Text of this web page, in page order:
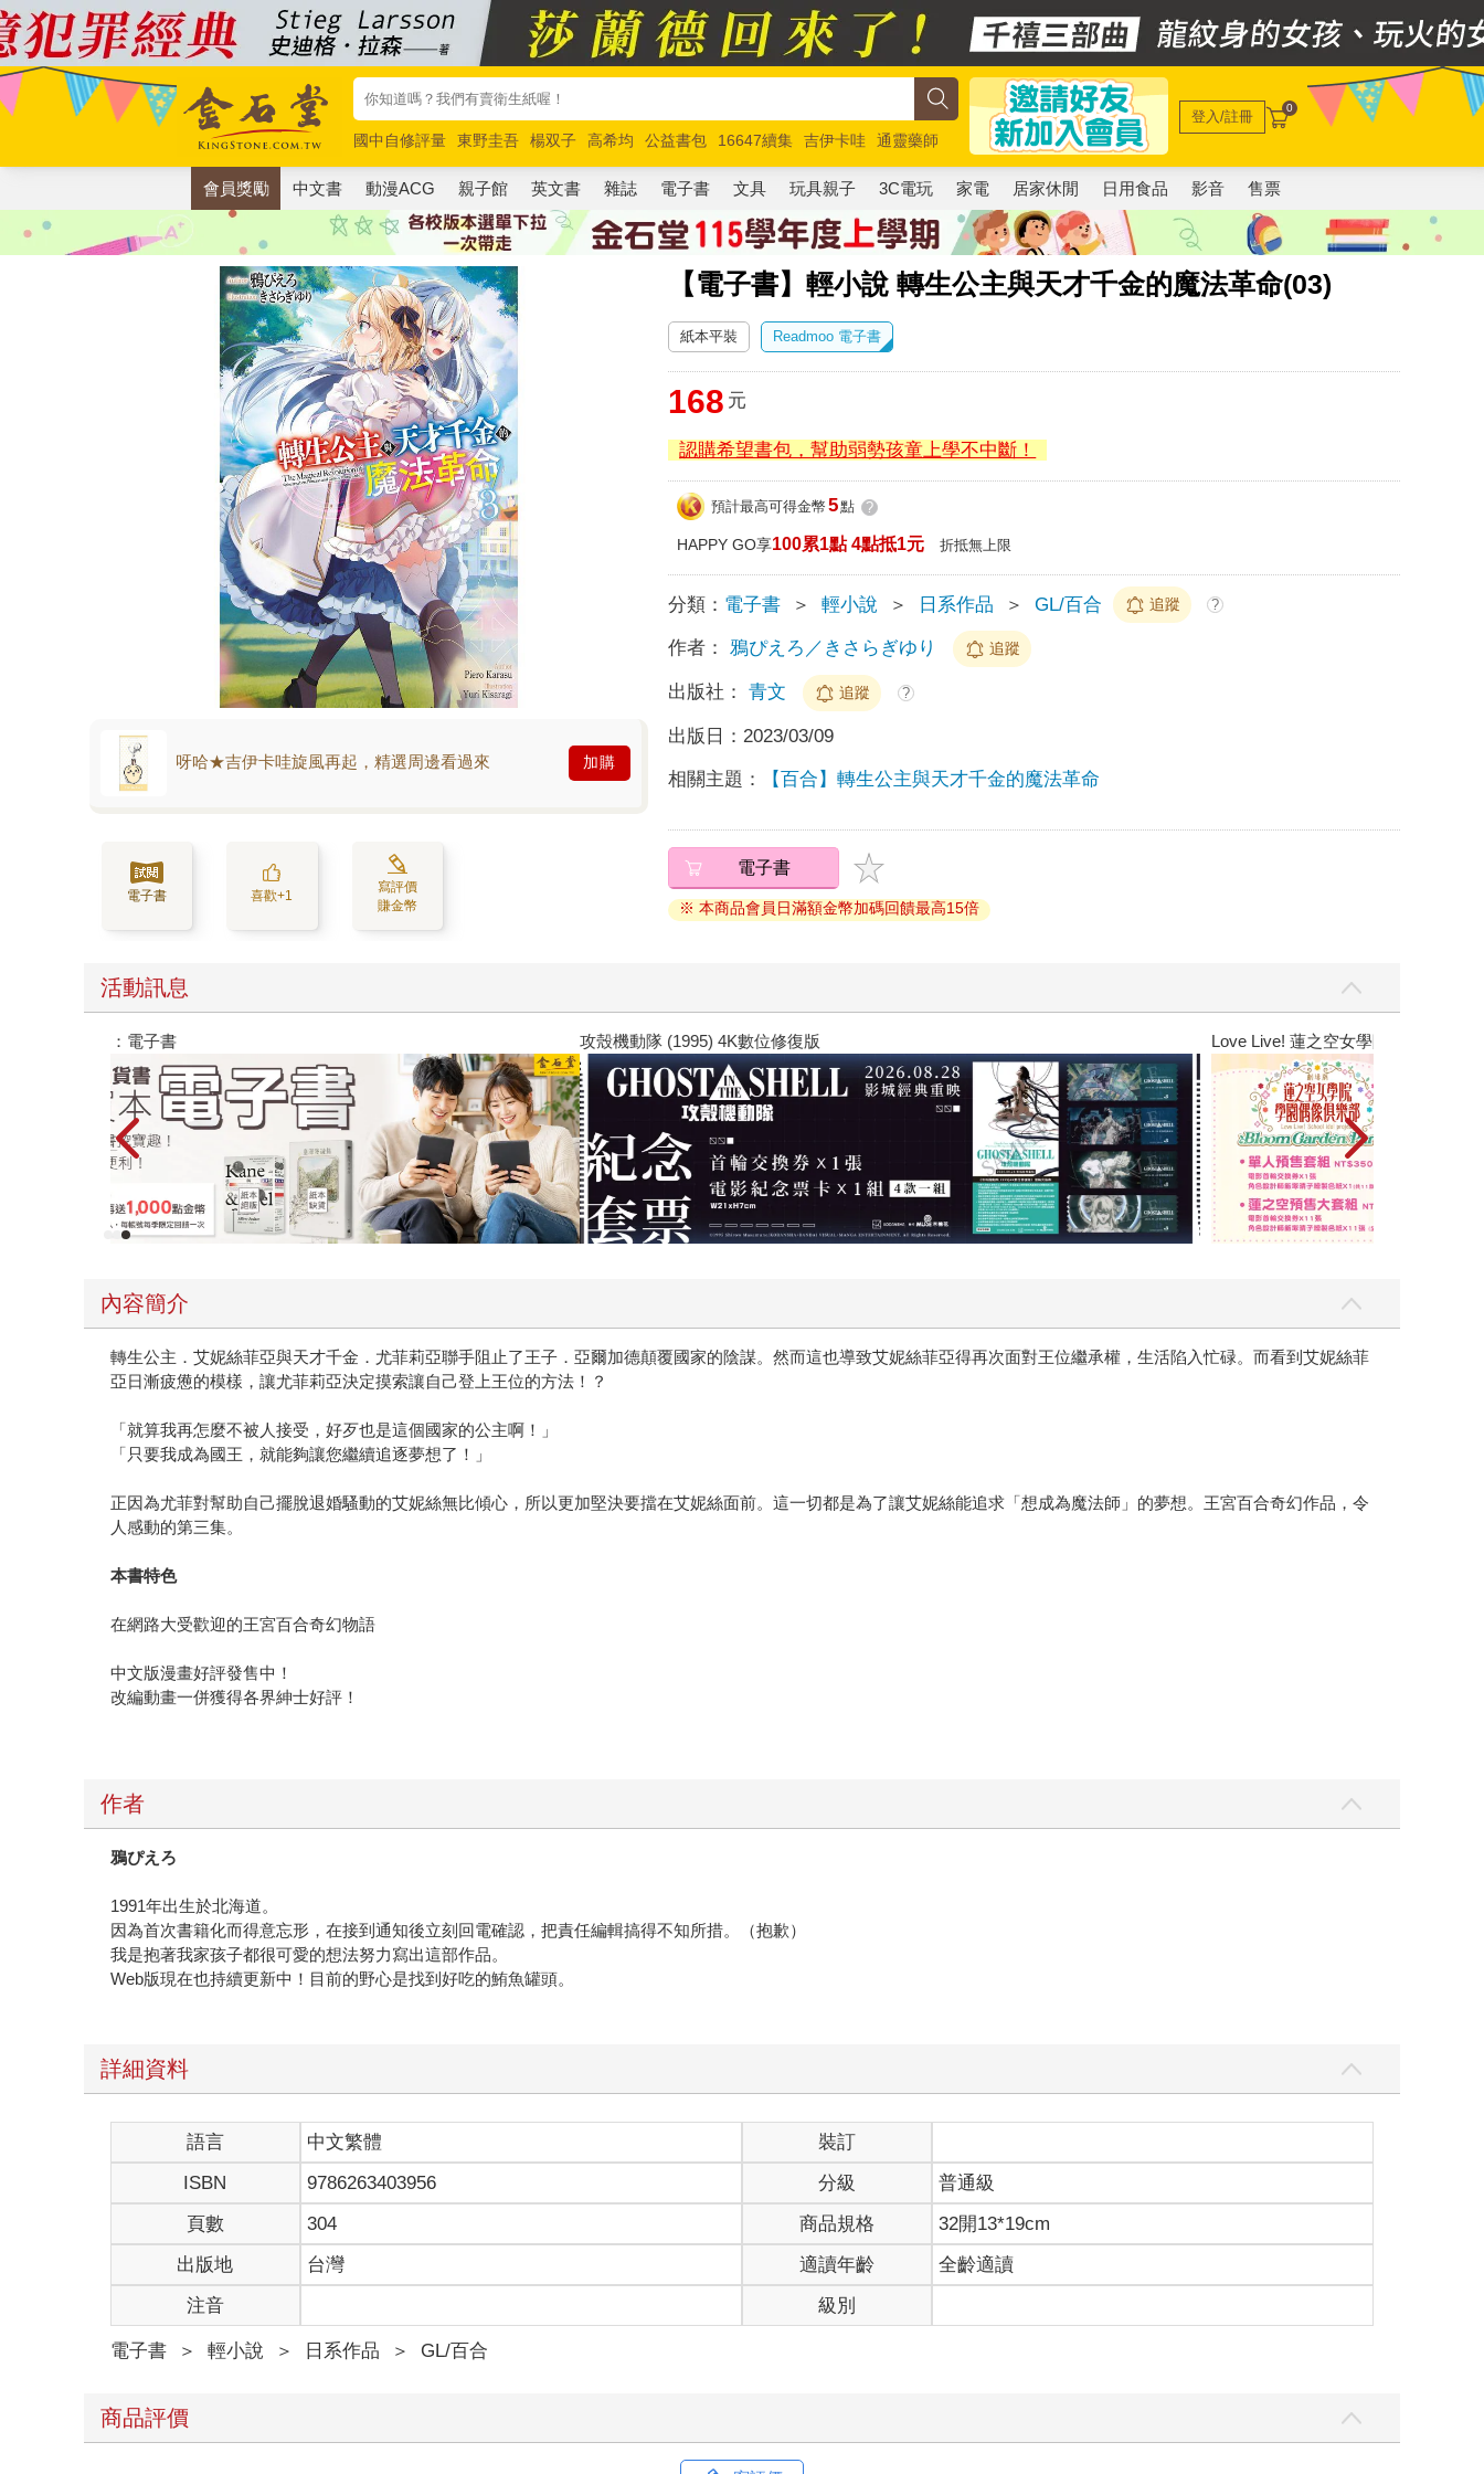
國中自修評量 東野圭吾 楊双子 高希均 公益書包 16647續集 吉伊卡哇
通靈藥師
唯紅花綻放
奧德賽 路邊攤新作 馬斯克 玩具總動員5 超慢跑
登入/註冊 0
會員獎勵 中文書 動漫ACG 親子館 英文書 雜誌 電子書 文具 玩具親子 3C電玩 家電 居家休閒 日用食品 影音 售票
【電子書】輕小說 轉生公主與天才千金的魔法革命(03)
呀哈★吉伊卡哇旋風再起，精選周邊看過來 加購
電子書 喜歡+1
寫評價
賺金幣
紙本平裝 Readmoo 電子書
168 元
認購希望書包，幫助弱勢孩童上學不中斷！
預計最高可得金幣 5點 ?
HAPPY GO享100累1點 4點抵1元 折抵無上限
分類： 電子書 ＞ 輕小說 ＞ 日系作品 ＞ GL/百合 追蹤 ?
作者： 鴉ぴえろ／きさらぎゆり 追蹤
出版社： 青文 追蹤 ?
出版日： 2023/03/09
相關主題： 【百合】轉生公主與天才千金的魔法革命
電子書
※ 本商品會員日滿額金幣加碼回饋最高15倍
活動訊息
Love Live! 蓮之空女學院學園偶像俱樂部
攻殼機動隊 (1995) 4K數位修復版
內容簡介
轉生公主．艾妮絲菲亞與天才千金．尤菲莉亞聯手阻止了王子．亞爾加德顛覆國家的陰謀。然而這也導致艾妮絲菲亞得再次面對王位繼承權，生活陷入忙碌。而看到艾妮絲菲
亞日漸疲憊的模樣，讓尤菲莉亞決定摸索讓自己登上王位的方法！？
「就算我再怎麼不被人接受，好歹也是這個國家的公主啊！」
「只要我成為國王，就能夠讓您繼續追逐夢想了！」
正因為尤菲對幫助自己擺脫退婚騷動的艾妮絲無比傾心，所以更加堅決要擋在艾妮絲面前。這一切都是為了讓艾妮絲能追求「想成為魔法師」的夢想。王宮百合奇幻作品，令
人感動的第三集。
本書特色
在網路大受歡迎的王宮百合奇幻物語
中文版漫畫好評發售中！
改編動畫一併獲得各界紳士好評！
作者
鴉ぴえろ
1991年出生於北海道。
因為首次書籍化而得意忘形，在接到通知後立刻回電確認，把責任編輯搞得不知所措。（抱歉）
我是抱著我家孩子都很可愛的想法努力寫出這部作品。
Web版現在也持續更新中！目前的野心是找到好吃的鮪魚罐頭。
詳細資料
語言 中文繁體
裝訂
ISBN
9786263403956 分級
普通級
頁數
304 商品規格
32開13*19cm
出版地
台灣 適讀年齡
全齡適讀
注音
級別
電子書 ＞ 輕小說 ＞ 日系作品 ＞ GL/百合
商品評價